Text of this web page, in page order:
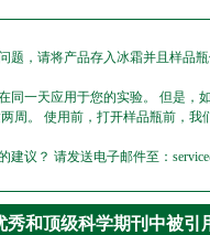
题，请将产品存入冰霜并且样品
同一天应用于您的实验。 但是
周。 使用前，打开样品瓶前，我
议？ 请发送电子邮件至：
秀和顶级科学期刊中被引